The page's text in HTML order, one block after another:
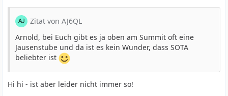
Zitat von AJ6QL
Arnold, bei Euch gibt es ja oben am Summit oft eine
Jausenstube und da ist es kein Wunder, dass SOTA
beliebter ist
Hi hi - ist aber leider nicht immer so!